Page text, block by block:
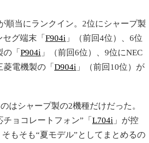
順当にランクイン。2位にシャープ製
グ端末「 F904i 」（前回4位）、6位
「 P904i 」（前回6位）、9位にNEC
菱電機製の「 D904i 」（前回10位）が
シャープ製の2機種だけだった。
ョコレートフォン”「 L704i 」が控
もそも“夏モデル”としてまとめるの